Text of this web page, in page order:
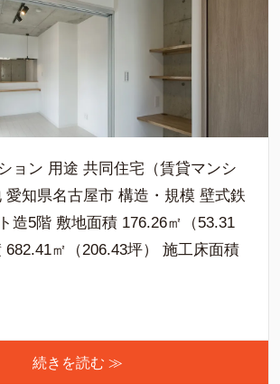
ョン 用途 共同住宅（賃貸マンシ
愛知県名古屋市 構造・規模 壁式鉄
造5階 敷地面積 176.26㎡（53.31
㎡（206.43坪） 施工床面積
続きを読む ≫